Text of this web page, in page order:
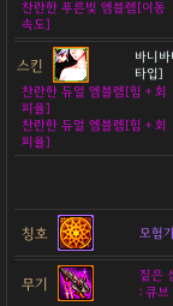
찬란한 푸른빛 엠블렘[이동
속도]
스킨
바니
타입]
찬란한 듀얼 엠블렘[힘 + 회
피율]
찬란한 듀얼 엠블렘[힘 + 회
피율]
칭호 모험
무기
짙은
: 큐브